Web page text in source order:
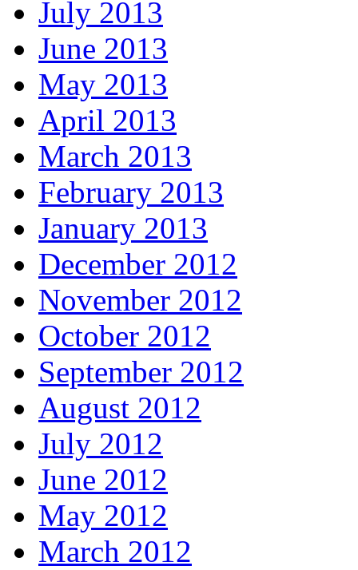
July 2013
June 2013
May 2013
April 2013
March 2013
February 2013
January 2013
December 2012
November 2012
October 2012
September 2012
August 2012
July 2012
June 2012
May 2012
March 2012